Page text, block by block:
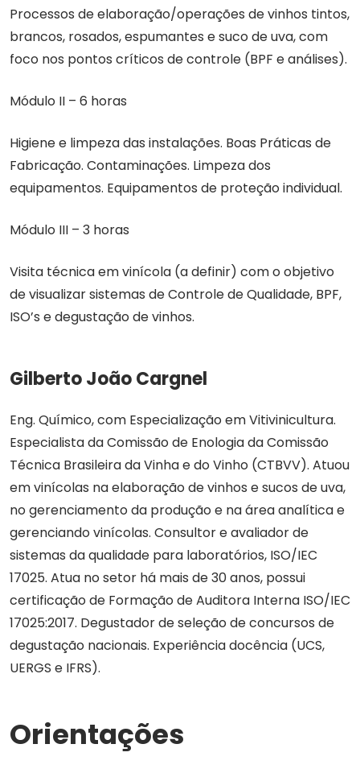
Processos de elaboração/operações de vinhos tintos,
brancos, rosados, espumantes e suco de uva, com
foco nos pontos críticos de controle (BPF e análises).
Módulo II – 6 horas
Higiene e limpeza das instalações. Boas Práticas de
Fabricação. Contaminações. Limpeza dos
equipamentos. Equipamentos de proteção individual.
Módulo III – 3 horas
Visita técnica em vinícola (a definir) com o objetivo
de visualizar sistemas de Controle de Qualidade, BPF,
ISO’s e degustação de vinhos.
Gilberto João Cargnel
Eng. Químico, com Especialização em Vitivinicultura.
Especialista da Comissão de Enologia da Comissão
Técnica Brasileira da Vinha e do Vinho (CTBVV). Atuou
em vinícolas na elaboração de vinhos e sucos de uva,
no gerenciamento da produção e na área analítica e
gerenciando vinícolas. Consultor e avaliador de
sistemas da qualidade para laboratórios, ISO/IEC
17025. Atua no setor há mais de 30 anos, possui
certificação de Formação de Auditora Interna ISO/IEC
17025:2017. Degustador de seleção de concursos de
degustação nacionais. Experiência docência (UCS,
UERGS e IFRS).
Orientações